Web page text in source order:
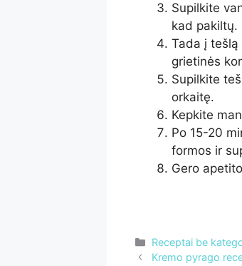
Supilkite
kad pakiltų.
Tada į
grietinės
Supilkite
orkaitę.
Kepkite
Po 15-20
formos ir
Gero
Kategorijos
Receptai be
Kremo pyrago